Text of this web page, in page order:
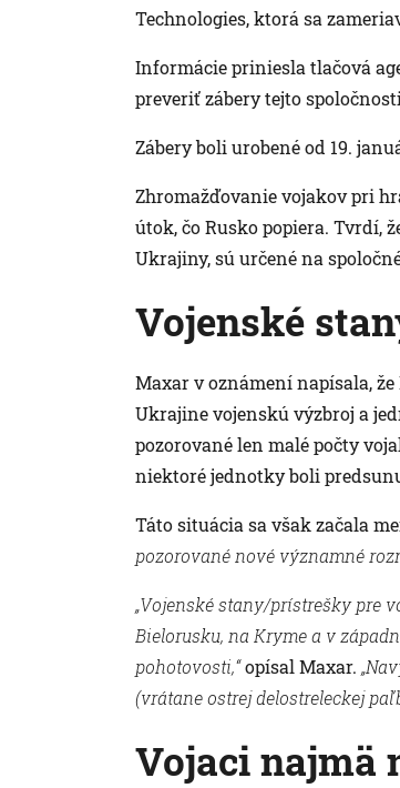
Technologies, ktorá sa
Informácie priniesla tlačová
preveriť zábery tejto
Zábery boli urobené od 19.
Zhromažďovanie vojakov pri
útok, čo Rusko popiera. Tvrdí,
Ukrajiny, sú určené na
Vojenské
Maxar v oznámení napísala,
Ukrajine vojenskú výzbroj a
pozorované len malé počty
niektoré jednotky boli
Táto situácia sa však začala
pozorované nové významné
„Vojenské stany/prístrešky pre
Bielorusku, na Kryme a v
pohotovosti,“opísal Maxar.
(vrátane ostrej delostreleckej
Vojaci najmä